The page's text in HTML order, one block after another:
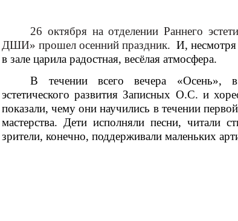
26 октября на отделении Раннего
ДШИ» прошел осенний праздник.И,
в зале царила радостная, весёлая атмосфера.
В течении всего вечера «Осень», в
эстетического развития Записных О.С. и
показали, чему они научились в течении
мастерства. Дети исполняли песни, читали
зрители, конечно, поддерживали маленьких